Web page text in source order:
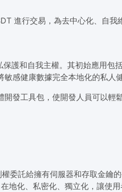
進行交易，為去中心化、自我
護和自我主權。其初始應用包
感健康數據完全本地化的私人
發工具包，使開發人員可以輕
委託給擁有伺服器和存取金鑰
地化、私密化、獨立化，讓使